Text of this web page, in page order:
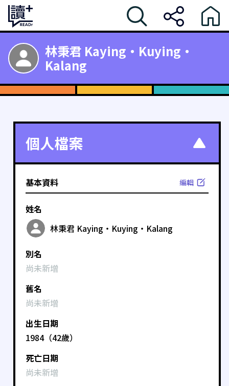
林秉君 Kaying・Kuying・
Kalang
個人檔案
基本資料 編輯
姓名
林秉君 Kaying・Kuying・Kalang
別名
尚未新增
舊名
尚未新增
出生日期
1984（42歲）
死亡日期
尚未新增